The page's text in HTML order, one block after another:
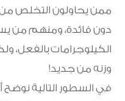
ممن يحاولون التخلص من
دون فائدة، ومنهم من
الكيلوجرامات بالفعل،
وزنه من جديد!
في السطور التالية